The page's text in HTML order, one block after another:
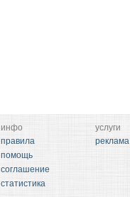
инфо
правила
помощь
соглашение
статистика
услуги
реклама